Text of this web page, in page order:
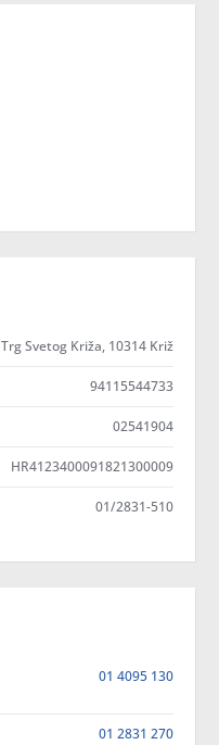
Trg Svetog Križa, 10314 Križ
94115544733
02541904
HR4123400091821300009
01/2831-510
01 4095 130
01 2831 270